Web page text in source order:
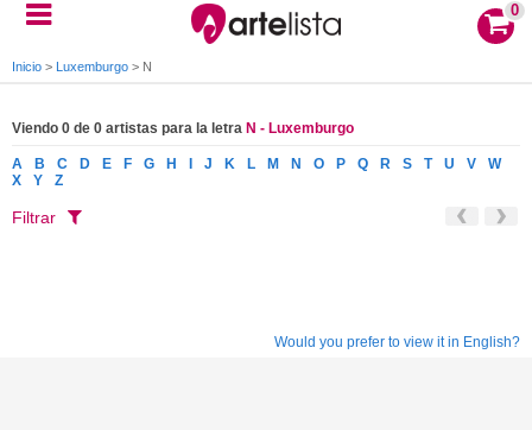
0
Inicio > Luxemburgo > N
Viendo 0 de 0 artistas para la letra N - Luxemburgo
A B C D E F G H J K L M N O P Q R S T U V
W
X
Y Z
Filtrar
Would you prefer to view it in English?